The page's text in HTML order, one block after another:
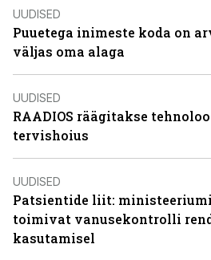
UUDISED
Puuetega inimeste koda on
väljas oma alaga
UUDISED
RAADIOS räägitakse
tervishoius
UUDISED
Patsientide liit:
toimivat vanusekontrolli
kasutamisel